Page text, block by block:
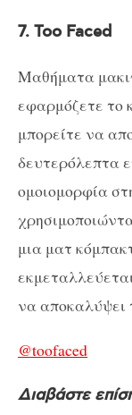
7. Too Faced
Μαθήματα
εφαρμόζετε το
μπορείτε να
δευτερόλεπτα
ομοιομορφία
μια ματ
να αποκαλύψει
@toofaced
Διαβάστε